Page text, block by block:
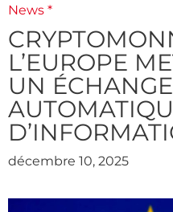
News *
L’EUROPE
UN ÉCHANGE
décembre 10, 2025